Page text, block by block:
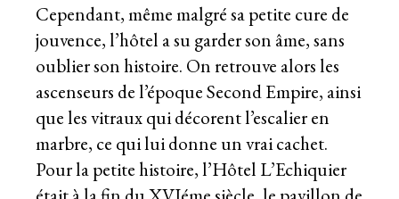
Cependant, même malgré sa petite cure de
jouvence, l’hôtel a su garder son âme, sans
oublier son histoire. On retrouve alors les
ascenseurs de l’époque Second Empire, ainsi
que les vitraux qui décorent l’escalier en
marbre, ce qui lui donne un vrai cachet.
Pour la petite histoire, l’Hôtel L’Echiquier